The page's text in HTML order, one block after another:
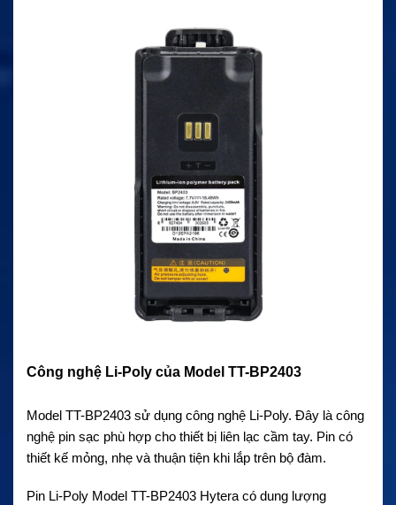
Công nghệ Li-Poly của Model TT-BP2403
Model TT-BP2403 sử dụng công nghệ Li-Poly. Đây là công
nghệ pin sạc phù hợp cho thiết bị liên lạc cầm tay. Pin có
thiết kế mỏng, nhẹ và thuận tiện khi lắp trên bộ đàm.
Pin Li-Poly Model TT-BP2403 Hytera có dung lượng